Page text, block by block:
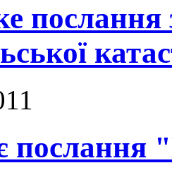
послання
послання